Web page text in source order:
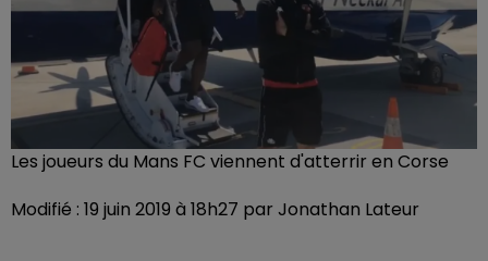
Les joueurs du Mans FC viennent d'atterrir en Corse
Modifié : 19 juin 2019 à 18h27 par Jonathan Lateur